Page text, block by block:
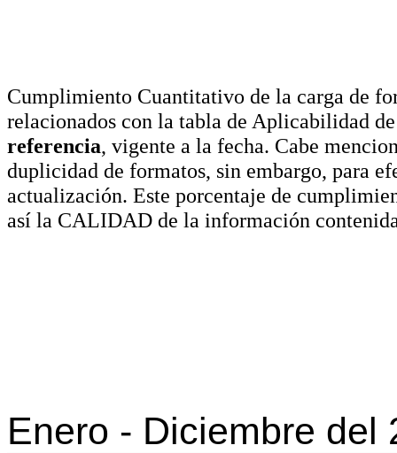
Cumplimiento Cuantitativo de la carga de
relacionados con la tabla de Aplicabilidad
referencia, vigente a la fecha. Cabe
duplicidad de formatos, sin embargo, para
actualización. Este porcentaje de
así la CALIDAD de la información
Enero - Diciembre del